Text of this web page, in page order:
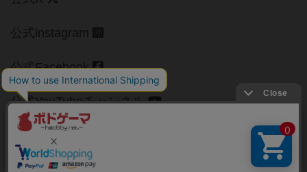
公式instagram
公式Facebook
公式YouTubeチャンネル